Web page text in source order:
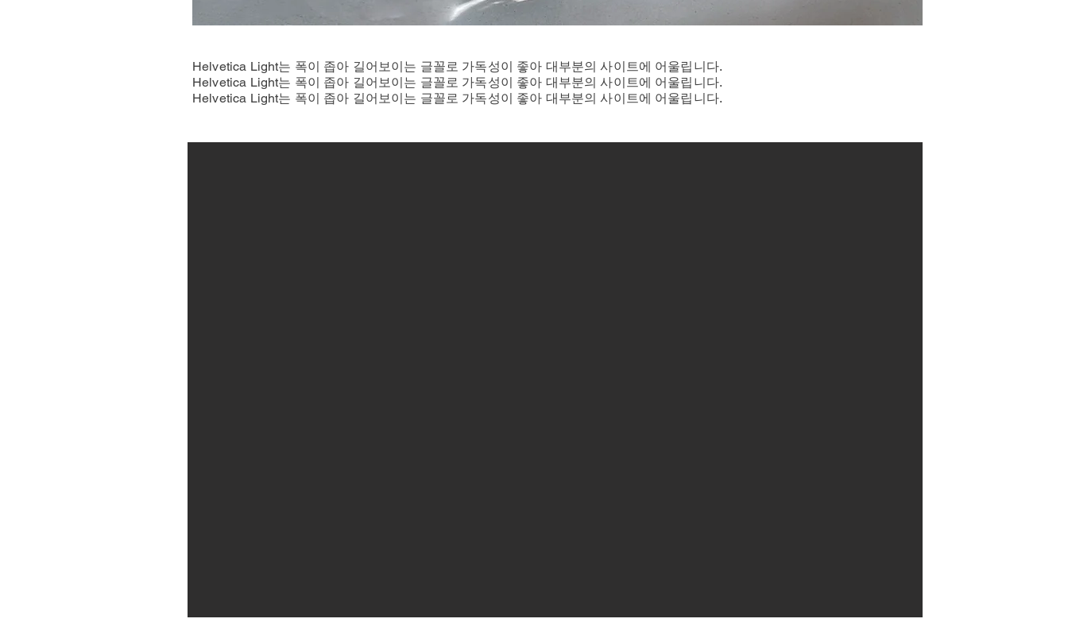
Helvetica Light는 폭이 좁아 길어보이는 글꼴로 가독성이 좋아 대부분의 사이트에 어울립니다.
Helvetica Light는 폭이 좁아 길어보이는 글꼴로 가독성이 좋아 대부분의 사이트에 어울립니다.
Helvetica Light는 폭이 좁아 길어보이는 글꼴로 가독성이 좋아 대부분의 사이트에 어울립니다.